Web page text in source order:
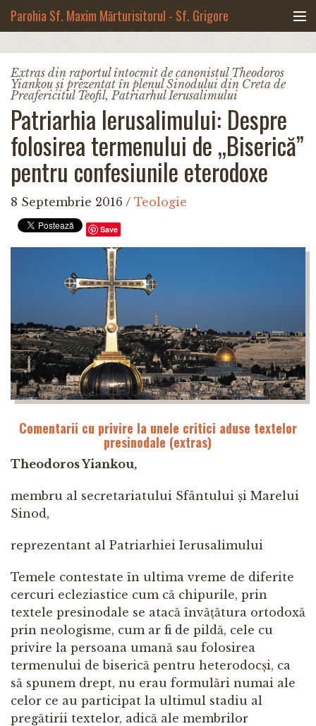
Parohia Sf. Maxim Mărturisitorul - Sf. Grigore
Noua biserică
Botezuri & Cununii
Teologie & Cuvinte duhovnicești
Fotografii
Preotul paroh
Program liturgic
Despre noi
Extras din raportul întocmit de canonistul Theodoros
Yiankou și prezentat în plenul Sinodului din Creta de
Preafericitul Teofil, Patriarhul Ierusalimului
Patriarhia Ierusalimului: Despre
folosirea termenului de „Biserică”
pentru confesiunile eterodoxe
8 Septembrie 2016 / Teologie
Save
Comentarii cu privire la unele critici aduse textelor
presinodale (extras)
Theodoros Yiankou,
membru al secretariatului Sfântului și Marelui
Sinod,
reprezentant al Patriarhiei Ierusalimului
Temele contestate în ultima vreme de diferite
cercuri ecleziastice cum că chipurile, prin
textele presinodale se atacă învățătura ortodoxă
prin neologisme, cum ar fi de pildă, cele cu
privire la persoana umană sau folosirea
termenului de biserică pentru heterodocși, ca
să spunem drept, nu erau formulări numai ale
celor ce au participat la ultimul stadiu al
pregătirii textelor, adică ale membrilor